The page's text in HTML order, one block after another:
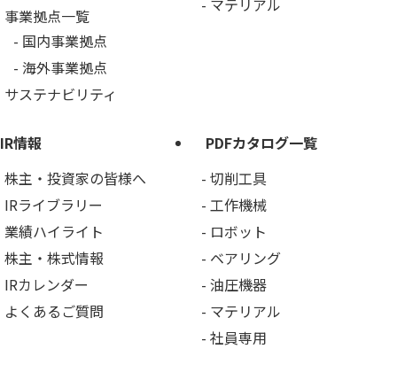
事業拠点一覧
国内事業拠点
海外事業拠点
サステナビリティ
マテリアル
IR情報
株主・投資家の皆様へ
IRライブラリー
業績ハイライト
株主・株式情報
IRカレンダー
よくあるご質問
PDFカタログ一覧
切削工具
工作機械
ロボット
ベアリング
油圧機器
マテリアル
社員専用